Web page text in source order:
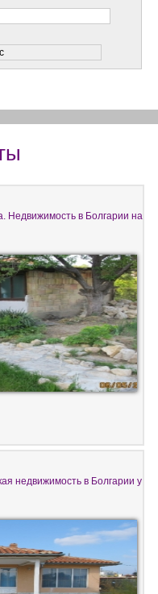
Недвижимость в Болгарии на
недвижимость в Болгарии у